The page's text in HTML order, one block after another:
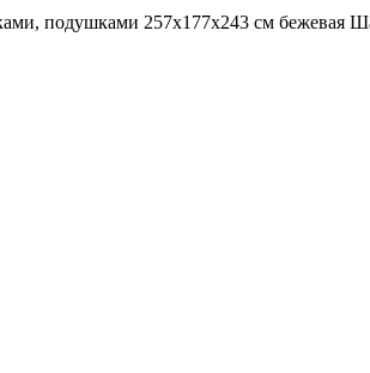
подушками 257х177х243 см бежевая